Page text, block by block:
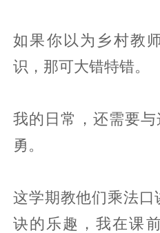
如果你以为乡村教
识，那可大错特错。
我的日常，还需要与
勇。
这学期教他们乘法口
诀的乐趣，我在课